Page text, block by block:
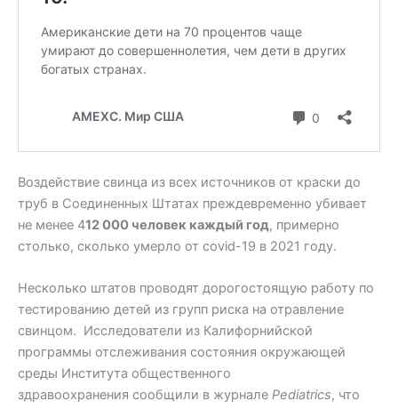
Воздействие свинца из всех источников от краски до
труб в Соединенных Штатах преждевременно убивает
не менее 412 000 человек каждый год, примерно
столько, сколько умерло от covid-19 в 2021 году.
Несколько штатов проводят дорогостоящую работу по
тестированию детей из групп риска на отравление
свинцом. Исследователи из Калифорнийской
программы отслеживания состояния окружающей
среды Института общественного
здравоохранения сообщили в журнале Pediatrics, что